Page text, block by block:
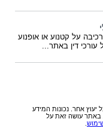
על קטנוע או אופנוע
עורכי דין באתר...
יעוץ אחר. נכונות המידע
עושה זאת על